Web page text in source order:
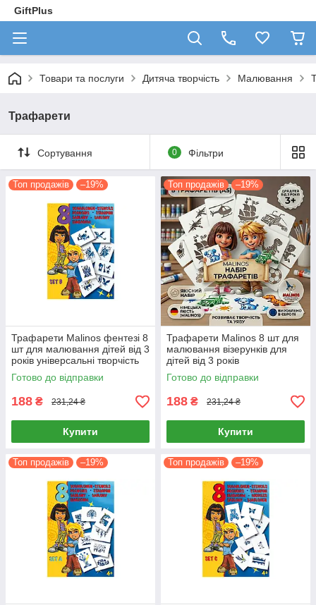
GiftPlus
Товари та послуги Дитяча творчість Малювання
Трафарети
Сортування 0 Фільтри
Топ продажів –19%
Трафарети Malinos фентезі 8
шт для малювання дітей від 3
років універсальні творчість
малювання
Готово до відправки
188 ₴ 231,24 ₴
Купити
Топ продажів –19%
Трафарети Malinos 8 шт для
малювання візерунків для
дітей від 3 років
Готово до відправки
188 ₴ 231,24 ₴
Купити
Топ продажів –19% Топ продажів –19%